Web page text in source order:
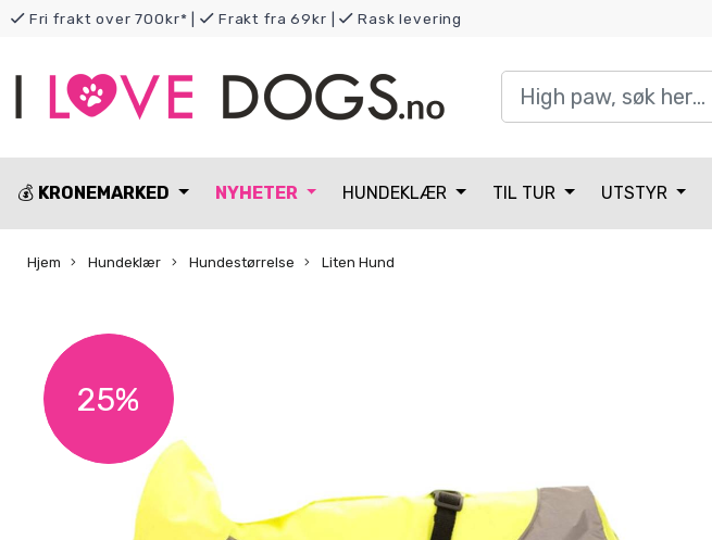
Fri frakt over 700kr* | Frakt fra 69kr | Rask levering
💰 KRONEMARKED NYHETER HUNDEKLÆR TIL TUR UTSTYR
Hjem Hundeklær Hundestørrelse Liten Hund
25%